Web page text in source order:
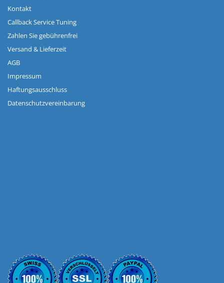
Kontakt
Callback Service Tuning
Zahlen Sie gebührenfrei
Versand & Lieferzeit
AGB
Impressum
Haftungsausschluss
Datenschutzvereinbarung